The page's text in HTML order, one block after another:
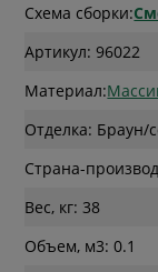
Схема сборки:
Артикул: 96022
Материал:
Отделка: Браун/
Страна-
Вес, кг: 38
Объем, м3: 0.1